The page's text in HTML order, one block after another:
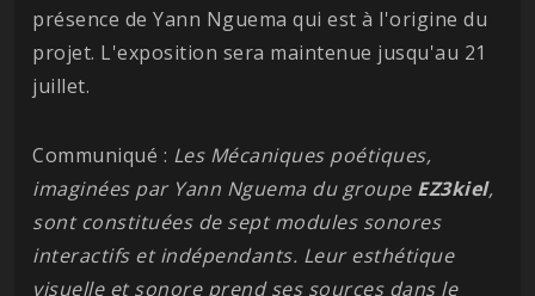
présence de Yann Nguema qui est à l'origine du
projet. L'exposition sera maintenue jusqu'au 21
juillet.
Communiqué : Les Mécaniques poétiques,
imaginées par Yann Nguema du groupe EZ3kiel,
sont constituées de sept modules sonores
interactifs et indépendants. Leur esthétique
visuelle et sonore prend ses sources dans le